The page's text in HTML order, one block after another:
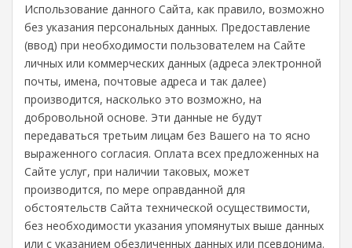
Использование данного Сайта, как правило, возможно
без указания персональных данных. Предоставление
(ввод) при необходимости пользователем на Сайте
личных или коммерческих данных (адреса электронной
почты, имена, почтовые адреса и так далее)
производится, насколько это возможно, на
добровольной основе. Эти данные не будут
передаваться третьим лицам без Вашего на то ясно
выраженного согласия. Оплата всех предложенных на
Сайте услуг, при наличии таковых, может
производится, по мере оправданной для
обстоятельств Сайта технической осуществимости,
без необходимости указания упомянутых выше данных
или с указанием обезличенных данных или псевдонима.